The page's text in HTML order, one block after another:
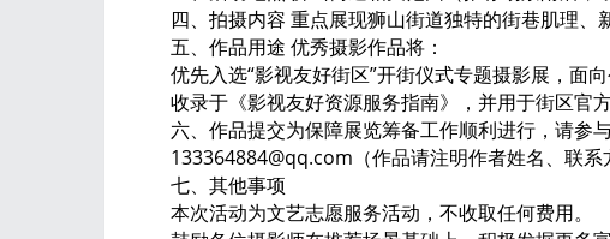
四、拍摄内容 重点展现狮山街道独特的街巷肌理、
五、作品用途 优秀摄影作品将：
优先入选“影视友好街区”开街仪式专题摄影展，面向
收录于《影视友好资源服务指南》，并用于街区官方
六、作品提交 为保障展览筹备工作顺利进行，请参
133364884@qq.com（作品请注明作者姓名、联系
七、其他事项
本次活动为文艺志愿服务活动，不收取任何费用。